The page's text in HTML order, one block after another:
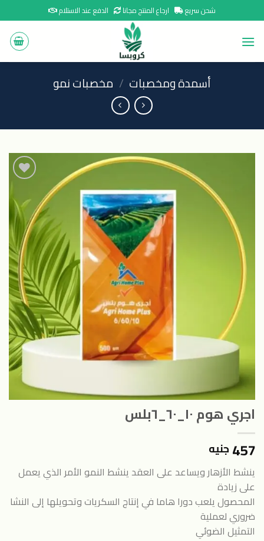
to
content
شحن سريع ارجاع المنتج مجانا الدفع عند الاستلام
أسمدة ومخصبات / مخصبات نمو
اضافة
الى
المنتجات
المفضلة
اجري هوم ١٠_٦٠_٦بلس
457 جنيه
ينشط الأزهار ويساعد على العقد ينشط النمو الأمر الذي يعمل
على زيادة
المحصول يلعب دورا هاما في إنتاج السكريات وتحويلها إلى النشا
ضروري لعملية
التمثيل الضوئي